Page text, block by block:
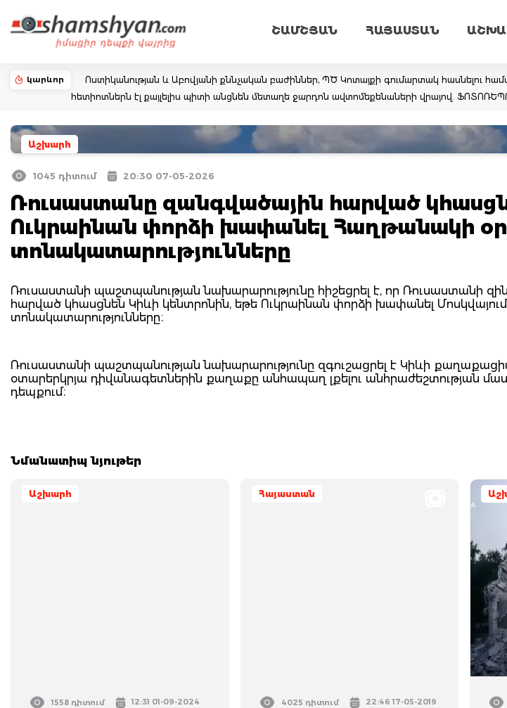
ՇԱՄՇՅԱՆ ՀԱՅԱՍՏԱՆ
կարևոր
Ոստիկանության և Աբովյանի քննչական բաժիններ, ՊԾ Կոտայքի գումարտակ հասնելու
հետիոտներն էլ քայլելիս պիտի անցնեն մետաղե ջարդոն ավտոմեքենաների վրայով.
Աշխարհ
1045 դիտում 20:30 07-05-2026
Ռուսաստանը զանգվածային հարված
Ուկրաինան փորձի խափանել Հաղթանակի
տոնակատարությունները
Ռուսաստանի պաշտպանության նախարարությունը հիշեցրել է, որ Ռուսաստանի
հարված կհասցնեն Կիևի կենտրոնին, եթե Ուկրաինան փորձի խափանել
տոնակատարությունները։
Ռուսաստանի պաշտպանության նախարարությունը զգուշացրել է Կիևի
օտարերկրյա դիվանագետներին քաղաքը անհապաղ լքելու անհրաժեշտության
դեպքում։
Նմանատիպ նյութեր
Աշխարհ
1558 դիտում 12:31 01-09-2024
Հայաստան
4025 դիտում 22:46 17-05-2019